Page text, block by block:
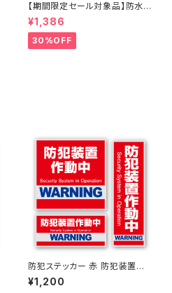
【期間限定セール対象品】防水ポ
ーチ 防水ケース スマホ ウエス
トポーチ 5.5インチ (OS-029
W)白 オンロード(OnLord)
¥1,386
30%OFF
防犯ステッカー 赤 防犯装置作
動中 OS-180 オンサプライ(On
SUPPLY)
¥1,200